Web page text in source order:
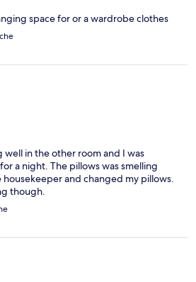
space for or a wardrobe clothes
in the other room and I was
a night. The pillows was smelling
and changed my pillows.
though.